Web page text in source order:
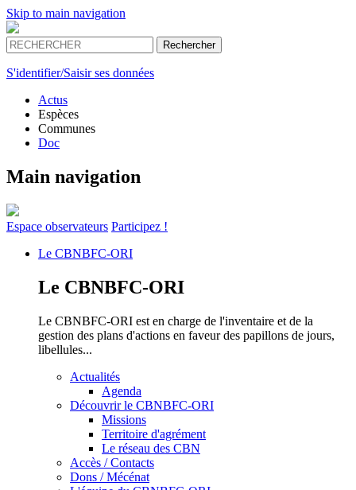
Skip to main navigation
S'identifier/Saisir ses données
Actus
Espèces
Communes
Doc
Main navigation
Espace observateurs Participez !
Le CBNBFC-ORI
Le CBNBFC-ORI
Le CBNBFC-ORI est en charge de l'inventaire et de la
gestion des plans d'actions en faveur des papillons de jours,
libellules...
Actualités
Agenda
Découvrir le CBNBFC-ORI
Missions
Territoire d'agrément
Le réseau des CBN
Accès / Contacts
Dons / Mécénat